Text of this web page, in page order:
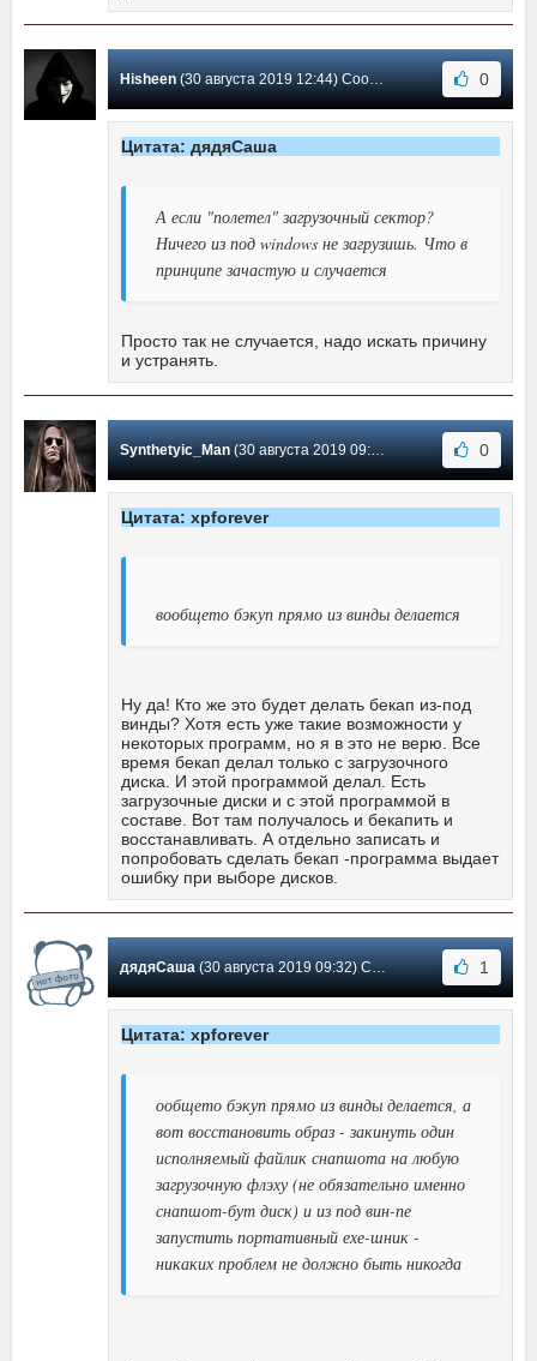
Hisheen(30 августа 2019 12:44) Сообщение #274 0
Цитата: дядяСаша
А если "полетел" загрузочный сектор?
Ничего из под windows не загрузишь. Что в
принципе зачастую и случается
Просто так не случается, надо искать причину
и устранять.
Synthetyic_Man(30 августа 2019 09:53) Сообщение #273 0
Цитата: xpforever
вообщето бэкуп прямо из винды делается
Ну да! Кто же это будет делать бекап из-под
винды? Хотя есть уже такие возможности у
некоторых программ, но я в это не верю. Все
время бекап делал только с загрузочного
диска. И этой программой делал. Есть
загрузочные диски и с этой программой в
составе. Вот там получалось и бекапить и
восстанавливать. А отдельно записать и
попробовать сделать бекап -программа выдает
ошибку при выборе дисков.
дядяСаша(30 августа 2019 09:32) Сообщение #272 1
Цитата: xpforever
ообщето бэкуп прямо из винды делается, а
вот восстановить образ - закинуть один
исполняемый файлик снапшота на любую
загрузочную флэху (не обязательно именно
снапшот-бут диск) и из под вин-пе
запустить портативный ехе-шник -
никаких проблем не должно быть никогда